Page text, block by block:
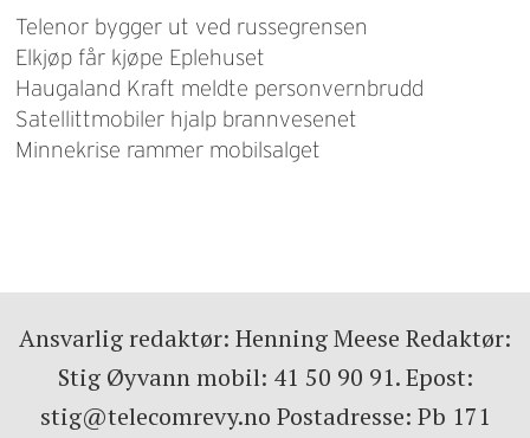
Telenor bygger ut ved russegrensen
Elkjøp får kjøpe Eplehuset
Haugaland Kraft meldte personvernbrudd
Satellittmobiler hjalp brannvesenet
Minnekrise rammer mobilsalget
Ansvarlig redaktør: Henning Meese Redaktør:
Stig Øyvann mobil: 41 50 90 91. Epost:
stig@telecomrevy.no Postadresse: Pb 171